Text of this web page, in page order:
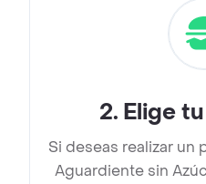
2. Elige
Si deseas realizar
Aguardiente sin